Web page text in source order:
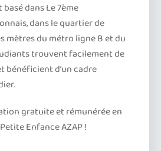
basé dans Le 7ème
dans le quartier de
mètres du métro ligne B et du
trouvent facilement de
bénéficient d’un cadre
gratuite et rémunérée en
Enfance AZAP !